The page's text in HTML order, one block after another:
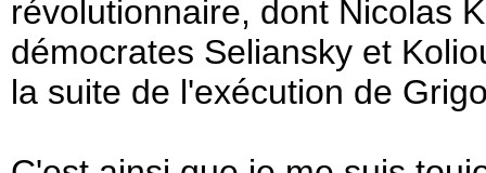
révolutionnaire, dont Nicolas
démocrates Seliansky et
la suite de l'exécution de